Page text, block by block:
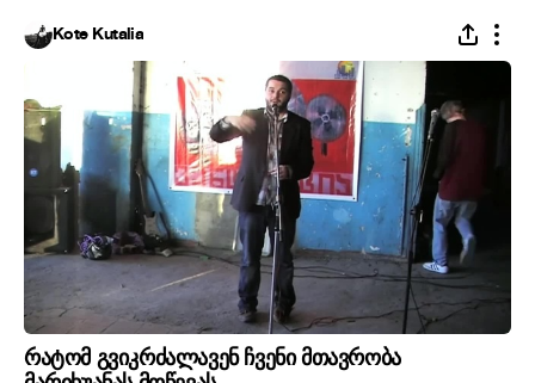
Kote Kutalia
რატომ გვიკრძალავენ ჩვენი მთავრობა